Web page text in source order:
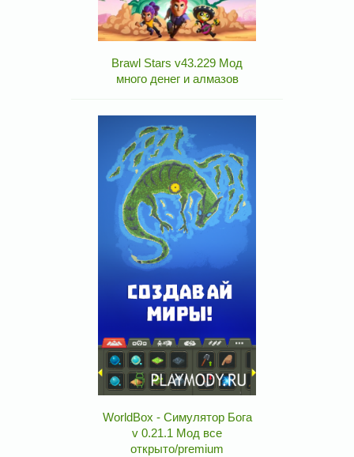
Brawl Stars v43.229 Мод
много денег и алмазов
WorldBox - Симулятор Бога
v 0.21.1 Мод все
открыто/premium